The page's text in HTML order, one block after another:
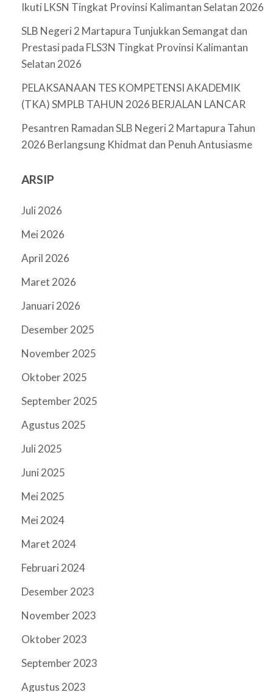
Ikuti LKSN Tingkat Provinsi Kalimantan Selatan 2026
SLB Negeri 2 Martapura Tunjukkan Semangat dan
Prestasi pada FLS3N Tingkat Provinsi Kalimantan
Selatan 2026
PELAKSANAAN TES KOMPETENSI AKADEMIK
(TKA) SMPLB TAHUN 2026 BERJALAN LANCAR
Pesantren Ramadan SLB Negeri 2 Martapura Tahun
2026 Berlangsung Khidmat dan Penuh Antusiasme
ARSIP
Juli 2026
Mei 2026
April 2026
Maret 2026
Januari 2026
Desember 2025
November 2025
Oktober 2025
September 2025
Agustus 2025
Juli 2025
Juni 2025
Mei 2025
Mei 2024
Maret 2024
Februari 2024
Desember 2023
November 2023
Oktober 2023
September 2023
Agustus 2023